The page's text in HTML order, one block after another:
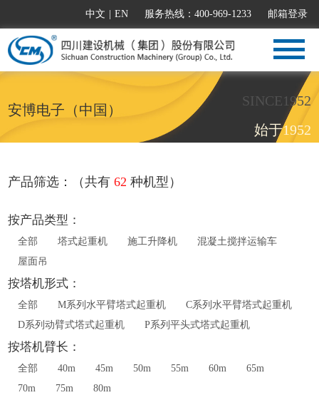
中文 EN 服务热线：400-969-1233 邮箱登录
安博电子（中国）
SINCE1952
始于1952
产品筛选：（共有62 种机型）
按产品类型：
全部 塔式起重机 施工升降机
混凝土搅拌运输车
屋面吊
按塔机形式：
全部 M系列水平臂塔式起重机
C系列水平臂塔式起重机
D系列动臂式塔式起重机
P系列平头式塔式起重机
按塔机臂长：
全部 40m 45m 50m 55m 60m
65m
70m
75m 80m